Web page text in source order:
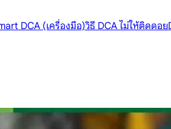
DCA (เครื่องมือ)วิธี DCA ไม่ให้ติดดอย